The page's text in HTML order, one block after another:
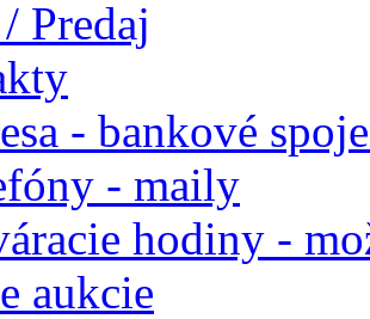
Predaj
- bankové
- maily
hodiny -
aukcie